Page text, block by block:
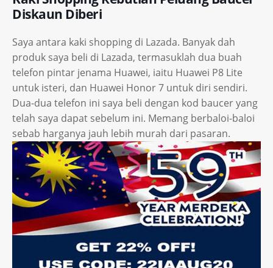
Diskaun Diberi
Saya antara kaki shopping di Lazada. Banyak dah
produk saya beli di Lazada, termasuklah dua buah
telefon pintar jenama Huawei, iaitu Huawei P8 Lite
untuk isteri, dan Huawei Honor 7 untuk diri sendiri.
Dua-dua telefon ini saya beli dengan kod baucer yang
telah saya dapat sebelum ini. Memang berbaloi-baloi
sebab harganya jauh lebih murah dari pasaran.